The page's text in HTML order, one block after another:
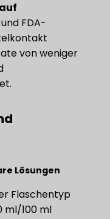
FDA-
von weniger
Lösungen​
Flaschentyp
ml/100 ml